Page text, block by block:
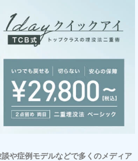
や症例モデルなどで多くのメディア